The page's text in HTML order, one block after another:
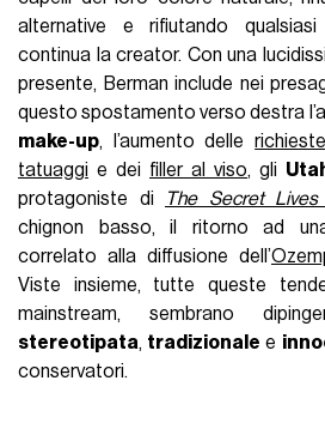
alternative e rifiutando
continua la creator. Con una
presente, Berman include nei
questo spostamento verso destra
make-up, l’aumento delle
tatuaggi e dei filler al viso, gli
protagoniste di
The Secret
chignon basso, il ritorno ad
correlato alla diffusione dell’
Viste insieme, tutte queste
mainstream, sembrano
stereotipata, tradizionale e
conservatori.